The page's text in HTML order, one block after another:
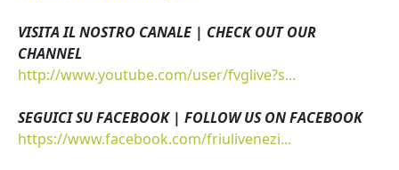
VISITA IL NOSTRO CANALE | CHECK OUT OUR
CHANNEL
http://www.youtube.com/user/fvglive?s...
SEGUICI SU FACEBOOK | FOLLOW US ON FACEBOOK
https://www.facebook.com/friulivenezi...